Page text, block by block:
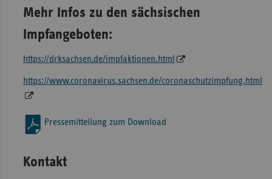
Mehr Infos zu den sächsischen
Impfangeboten:
https://drksachsen.de/impfaktionen.html
https://www.coronavirus.sachsen.de/coronaschutzimpfung.html
Pressemitteilung zum Download
Kontakt